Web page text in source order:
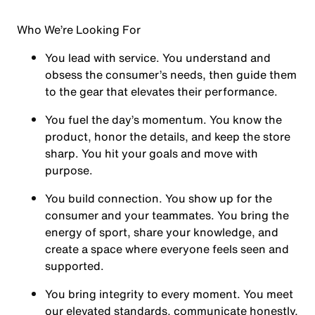
Who We’re Looking For
You lead with service. You understand and
obsess the consumer’s needs, then guide them
to the gear that elevates their performance.
You fuel the day’s momentum. You know the
product, honor the details, and keep the store
sharp. You hit your goals and move with
purpose.
You build connection. You show up for the
consumer and your teammates. You bring the
energy of sport, share your knowledge, and
create a space where everyone feels seen and
supported.
You bring integrity to every moment. You meet
our elevated standards, communicate honestly,